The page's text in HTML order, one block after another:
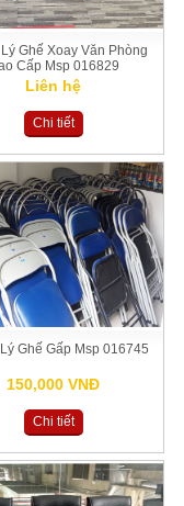
Ghế Xoay Văn Phòng
Cấp Msp 016829
Liên hệ
Chi tiết
Ghế Gấp Msp 016745
150,000 VNĐ
Chi tiết